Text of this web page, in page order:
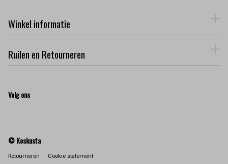
Winkel informatie
Ruilen en Retourneren
Volg ons
© Keskusta
Retourneren Cookie statement